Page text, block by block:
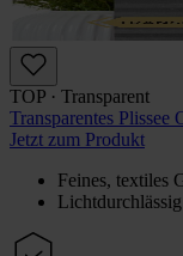
TOP · Transparent
Transparentes Plissee
Jetzt zum Produkt
Feines, textiles
Lichtdurchlässig